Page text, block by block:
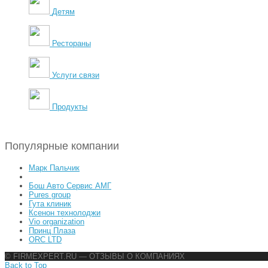
Детям
Рестораны
Услуги связи
Продукты
Популярные компании
Марк Пальчик
Бош Авто Сервис АМГ
Pures group
Гута клиник
Ксенон технолоджи
Vio organization
Принц Плаза
ORC LTD
© FIRMEXPERT.RU — ОТЗЫВЫ О КОМПАНИЯХ
Back to Top